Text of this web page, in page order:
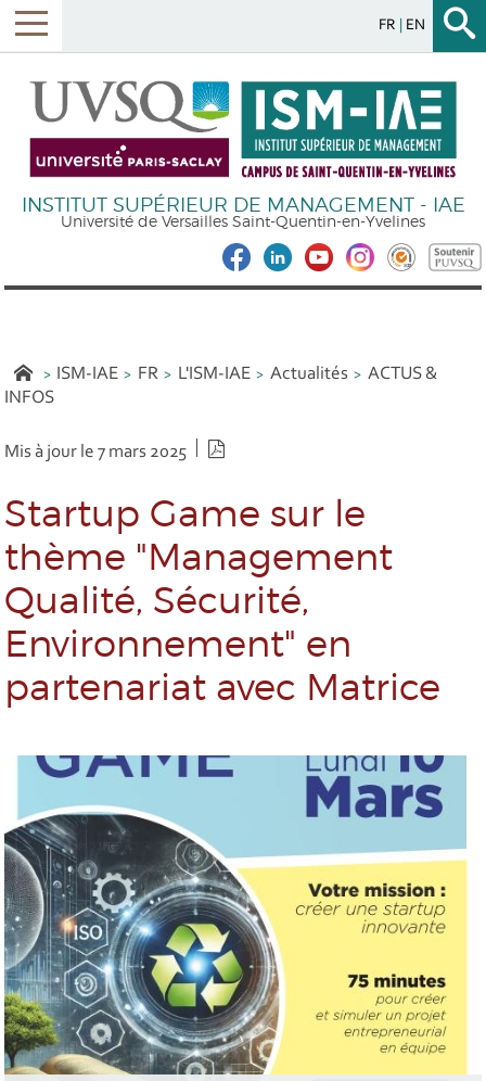
FR EN
INSTITUT SUPÉRIEUR DE MANAGEMENT - IAE
Université de Versailles Saint-Quentin-en-Yvelines
ISM-IAE FR L'ISM-IAE Actualités
ACTUS &
INFOS
Mis à jour le 7 mars 2025
Startup Game sur le
thème "Management
Qualité, Sécurité,
Environnement" en
partenariat avec Matrice